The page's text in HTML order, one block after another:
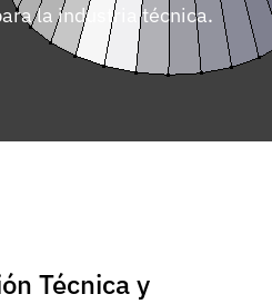
la industria técnica.
Técnica y